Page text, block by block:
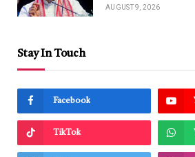
AUGUST 9, 2026
Stay In Touch
Facebook
TikTok